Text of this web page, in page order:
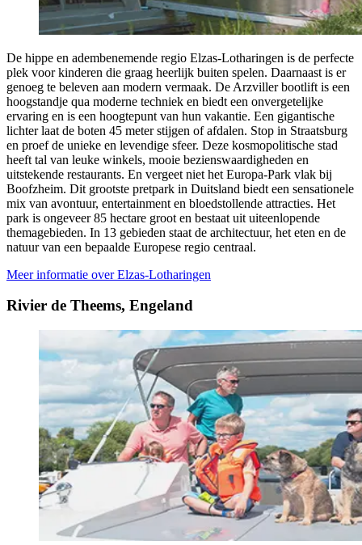
De hippe en adembenemende regio Elzas-Lotharingen is de perfecte
plek voor kinderen die graag heerlijk buiten spelen. Daarnaast is er
genoeg te beleven aan modern vermaak. De Arzviller bootlift is een
hoogstandje qua moderne techniek en biedt een onvergetelijke
ervaring en is een hoogtepunt van hun vakantie. Een gigantische
lichter laat de boten 45 meter stijgen of afdalen. Stop in Straatsburg
en proef de unieke en levendige sfeer. Deze kosmopolitische stad
heeft tal van leuke winkels, mooie bezienswaardigheden en
uitstekende restaurants. En vergeet niet het Europa‑Park vlak bij
Boofzheim. Dit grootste pretpark in Duitsland biedt een sensationele
mix van avontuur, entertainment en bloedstollende attracties. Het
park is ongeveer 85 hectare groot en bestaat uit uiteenlopende
themagebieden. In 13 gebieden staat de architectuur, het eten en de
natuur van een bepaalde Europese regio centraal.
Meer informatie over Elzas-Lotharingen
Rivier de Theems, Engeland